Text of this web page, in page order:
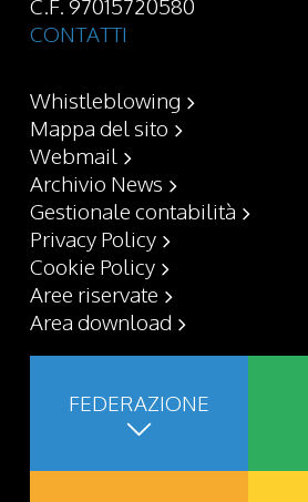
C.F. 97015720580
CONTATTI
Whistleblowing
Mappa del sito
Webmail
Archivio News
Gestionale contabilità
Privacy Policy
Cookie Policy
Aree riservate
Area download
FEDERAZIONE